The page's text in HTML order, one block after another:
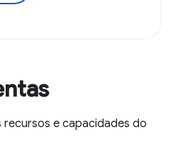
e capacidades do